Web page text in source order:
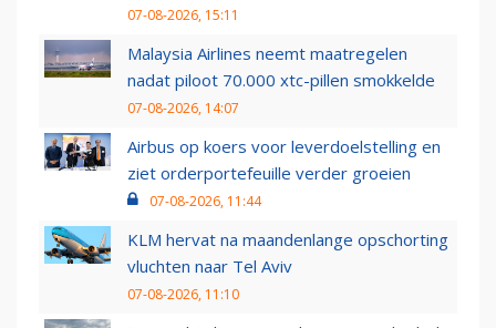
07-08-2026, 15:11
Malaysia Airlines neemt maatregelen
nadat piloot 70.000 xtc-pillen smokkelde
07-08-2026, 14:07
Airbus op koers voor leverdoelstelling en
ziet orderportefeuille verder groeien
07-08-2026, 11:44
KLM hervat na maandenlange opschorting
vluchten naar Tel Aviv
07-08-2026, 11:10